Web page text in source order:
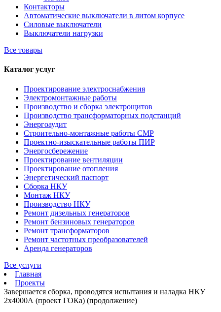
Контакторы
Автоматические выключатели в литом корпусе
Силовые выключатели
Выключатели нагрузки
Все товары
Каталог услуг
Проектирование электроснабжения
Электромонтажные работы
Производство и сборка электрощитов
Производство трансформаторных подстанций
Энергоаудит
Строительно-монтажные работы СМР
Проектно-изыскательные работы ПИР
Энергосбережение
Проектирование вентиляции
Проектирование отопления
Энергетический паспорт
Сборка НКУ
Монтаж НКУ
Производство НКУ
Ремонт дизельных генераторов
Ремонт бензиновых генераторов
Ремонт трансформаторов
Ремонт частотных преобразователей
Аренда генераторов
Все услуги
Главная
Проекты
Завершается сборка, проводятся испытания и наладка НКУ
2х4000А (проект ГОКа) (продолжение)